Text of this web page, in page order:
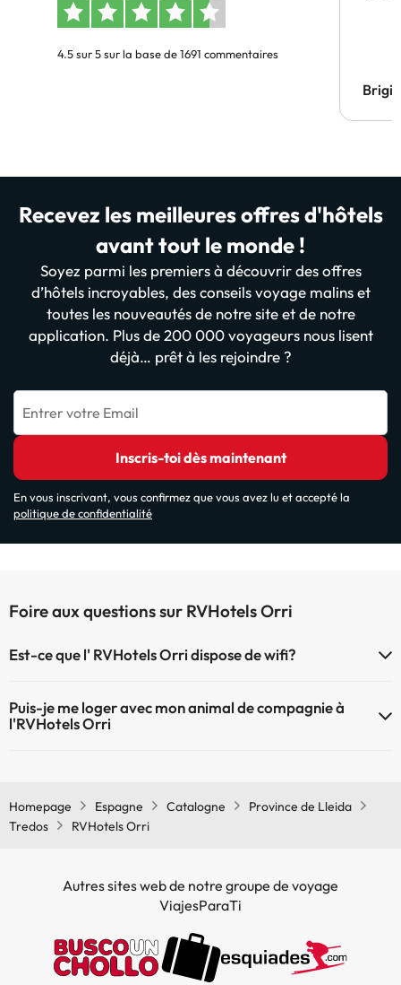
4.5 sur 5 sur la base de 1691 commentaires
Recevez les meilleures offres d'hôtels
avant tout le monde !
Soyez parmi les premiers à découvrir des offres
d’hôtels incroyables, des conseils voyage malins et
toutes les nouveautés de notre site et de notre
application. Plus de 200 000 voyageurs nous lisent
déjà… prêt à les rejoindre ?
Entrer votre Email
Inscris-toi dès maintenant
En vous inscrivant, vous confirmez que vous avez lu et accepté la
politique de confidentialité
Foire aux questions sur RVHotels Orri
Est-ce que l' RVHotels Orri dispose de wifi?
Puis-je me loger avec mon animal de compagnie à
l'RVHotels Orri
Homepage Espagne Catalogne
Province de Lleida
Tredos
RVHotels Orri
Autres sites web de notre groupe de voyage
ViajesParaTi